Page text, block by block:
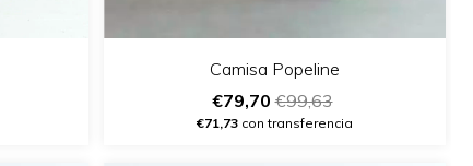
Camisa Popeline
€79,70€99,63
€71,73 con transferencia